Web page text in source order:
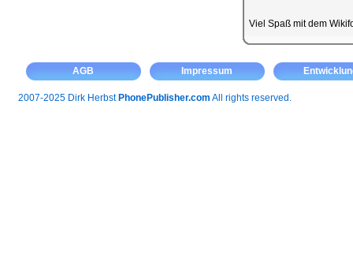
Viel Spaß mit dem
AGB Impressum
2007-2025 Dirk Herbst PhonePublisher.com All rights reserved.